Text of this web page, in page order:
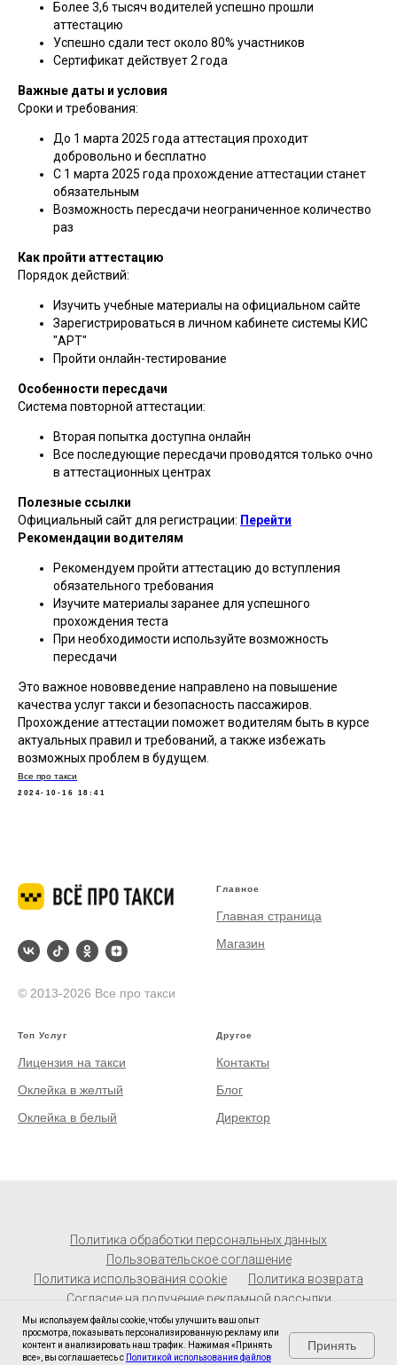
Более 3,6 тысяч водителей успешно прошли
аттестацию
Успешно сдали тест около 80% участников
Сертификат действует 2 года
Важные даты и условия
Сроки и требования:
До 1 марта 2025 года аттестация проходит
добровольно и бесплатно
С 1 марта 2025 года прохождение аттестации станет
обязательным
Возможность пересдачи неограниченное количество
раз
Как пройти аттестацию
Порядок действий:
Изучить учебные материалы на официальном сайте
Зарегистрироваться в личном кабинете системы КИС
"АРТ"
Пройти онлайн-тестирование
Особенности пересдачи
Система повторной аттестации:
Вторая попытка доступна онлайн
Все последующие пересдачи проводятся только очно
в аттестационных центрах
Полезные ссылки
Официальный сайт для регистрации: Перейти
Рекомендации водителям
Рекомендуем пройти аттестацию до вступления
обязательного требования
Изучите материалы заранее для успешного
прохождения теста
При необходимости используйте возможность
пересдачи
Это важное нововведение направлено на повышение
качества услуг такси и безопасность пассажиров.
Прохождение аттестации поможет водителям быть в курсе
актуальных правил и требований, а также избежать
возможных проблем в будущем.
Все про такси
2024-10-16 18:41
© 2013-2026 Все про такси
Главное
Главная страница
Магазин
Топ Услуг
Лицензия на такси
Оклейка в желтый
Оклейка в белый
Другое
Контакты
Блог
Директор
Политика обработки персональных данных
Пользовательское соглашение
Политика использования cookie
Политика возврата
Согласие на получение рекламной рассылки
Мы используем файлы cookie, чтобы улучшить ваш опыт
просмотра, показывать персонализированную рекламу или
контент и анализировать наш трафик. Нажимая «Принять
все», вы соглашаетесь с Политикой использования файлов
Принять